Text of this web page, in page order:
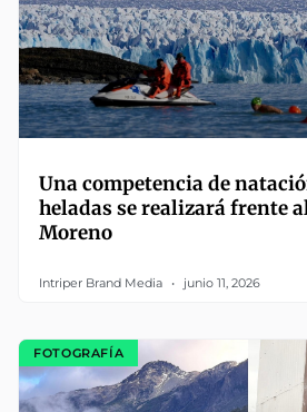
Una competencia de
heladas se realizará frente
Moreno
Intriper Brand Media junio 11, 2026
FOTOGRAFÍA